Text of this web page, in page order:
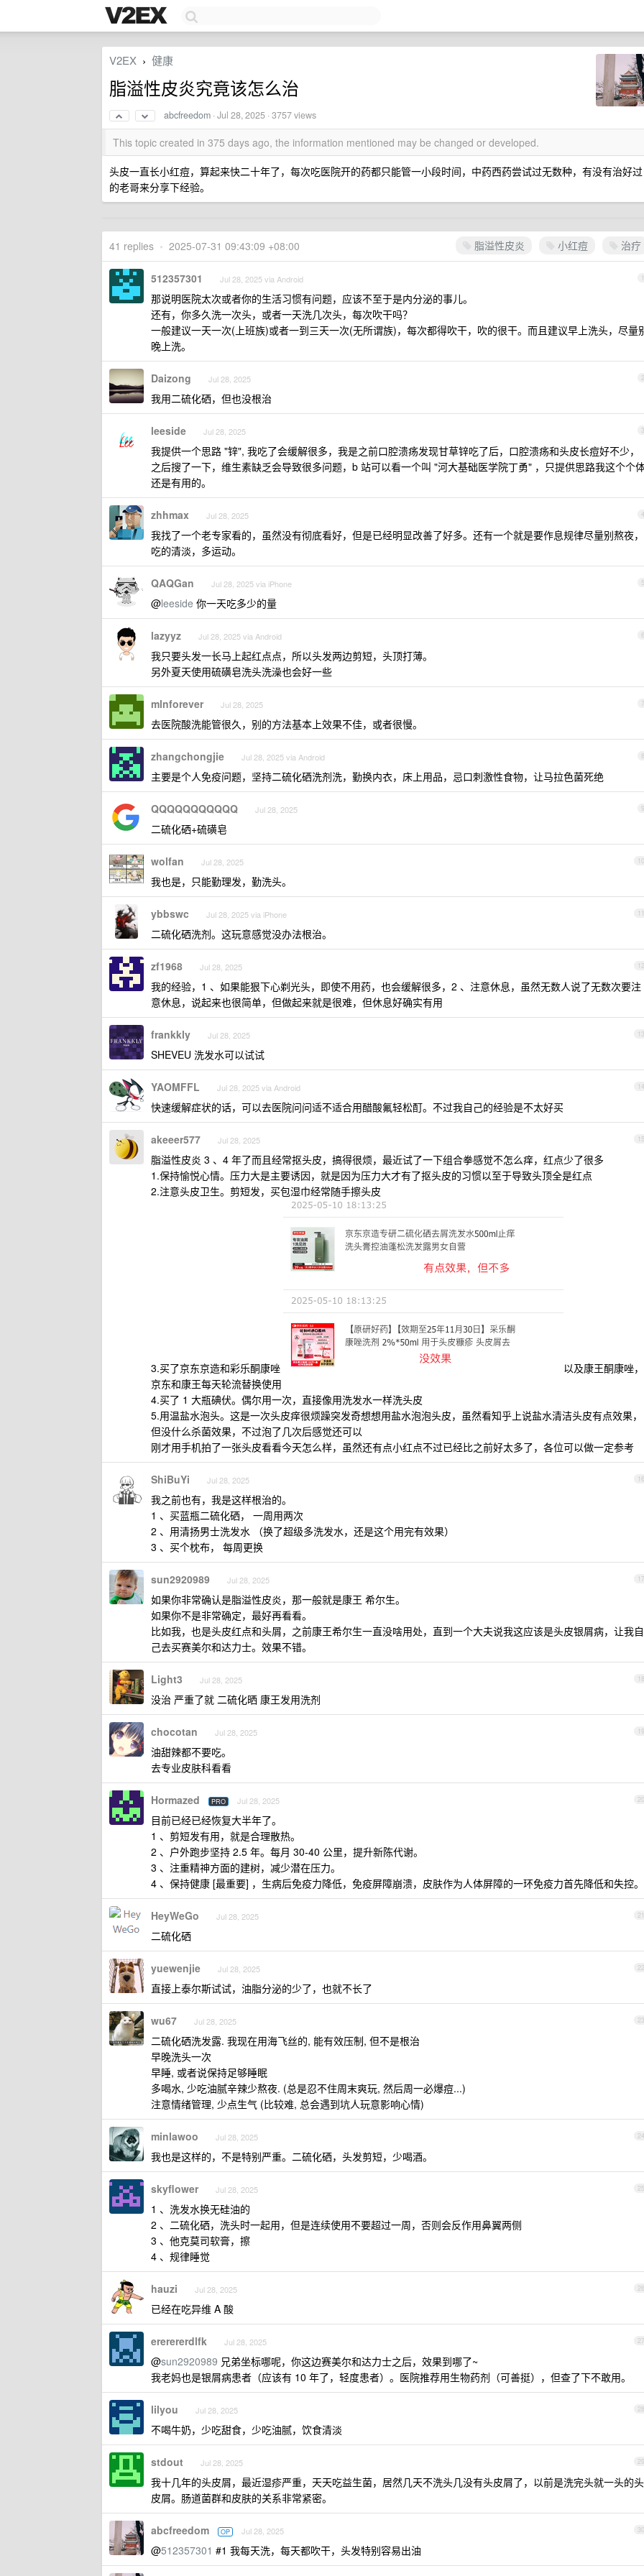
V2EX › 健康
脂溢性皮炎究竟该怎么治
abcfreedom ·Jul 28, 2025 · 3757 views
This topic created in 375 days ago, the information mentioned may be changed or developed.
头皮一直长小红痘，算起来快二十年了，每次吃医院开的药都只能管一小段时间，中药西药尝试过无数种，有没有治好过
的老哥来分享下经验。
脂溢性皮炎 小红痘 治疗
41 replies • 2025-07-31 09:43:09 +08:00
1
512357301 Jul 28, 2025 via Android
那说明医院太次或者你的生活习惯有问题，应该不至于是内分泌的事儿。
还有，你多久洗一次头，或者一天洗几次头，每次吹干吗？
一般建议一天一次(上班族)或者一到三天一次(无所谓族)，每次都得吹干，吹的很干。而且建议早上洗头，尽量
晚上洗。
2
Daizong Jul 28, 2025
我用二硫化硒，但也没根治
3
leeside Jul 28, 2025
我提供一个思路 "锌", 我吃了会缓解很多，我是之前口腔溃疡发现甘草锌吃了后，口腔溃疡和头皮长痘好不少，
之后搜了一下，维生素缺乏会导致很多问题，b 站可以看一个叫 "河大基础医学院丁勇" ，只提供思路我这个个
还是有用的。
4
zhhmax Jul 28, 2025
我找了一个老专家看的，虽然没有彻底看好，但是已经明显改善了好多。还有一个就是要作息规律尽量别熬夜，
吃的清淡，多运动。
5
QAQGan Jul 28, 2025 via iPhone
@leeside 你一天吃多少的量
6
lazyyz Jul 28, 2025 via Android
我只要头发一长马上起红点点，所以头发两边剪短，头顶打薄。
另外夏天使用硫磺皂洗头洗澡也会好一些
7
mlnforever Jul 28, 2025
去医院酸洗能管很久，别的方法基本上效果不佳，或者很慢。
8
zhangchongjie Jul 28, 2025 via Android
主要是个人免疫问题，坚持二硫化硒洗剂洗，勤换内衣，床上用品，忌口刺激性食物，让马拉色菌死绝
9
QQQQQQQQQQQ Jul 28, 2025
二硫化硒+硫磺皂
10
wolfan Jul 28, 2025
我也是，只能勤理发，勤洗头。
11
ybbswc Jul 28, 2025 via iPhone
二硫化硒洗剂。这玩意感觉没办法根治。
12
zf1968 Jul 28, 2025
我的经验，1 、如果能狠下心剃光头，即使不用药，也会缓解很多，2 、注意休息，虽然无数人说了无数次要注
意休息，说起来也很简单，但做起来就是很难，但休息好确实有用
13
frankkly Jul 28, 2025
SHEVEU 洗发水可以试试
14
YAOMFFL Jul 28, 2025 via Android
快速缓解症状的话，可以去医院问问适不适合用醋酸氟轻松酊。不过我自己的经验是不太好买
15
akeeer577 Jul 28, 2025
脂溢性皮炎 3 、4 年了而且经常抠头皮，搞得很烦，最近试了一下组合拳感觉不怎么痒，红点少了很多
1.保持愉悦心情。压力大是主要诱因，就是因为压力大才有了抠头皮的习惯以至于导致头顶全是红点
2.注意头皮卫生。剪短发，买包湿巾经常随手擦头皮
3.买了京东京造和彩乐酮康唑
以及康王酮康唑，
京东和康王每天轮流替换使用
4.买了 1 大瓶碘伏。偶尔用一次，直接像用洗发水一样洗头皮
5.用温盐水泡头。这是一次头皮痒很烦躁突发奇想想用盐水泡泡头皮，虽然看知乎上说盐水清洁头皮有点效果，
但没什么杀菌效果，不过泡了几次后感觉还可以
刚才用手机拍了一张头皮看看今天怎么样，虽然还有点小红点不过已经比之前好太多了，各位可以做一定参考
16
ShiBuYi Jul 28, 2025
我之前也有，我是这样根治的。
1 、买蓝瓶二硫化硒， 一周用两次
2 、用清扬男士洗发水 （换了超级多洗发水，还是这个用完有效果）
3 、买个枕布， 每周更换
17
sun2920989 Jul 28, 2025
如果你非常确认是脂溢性皮炎，那一般就是康王 希尔生。
如果你不是非常确定，最好再看看。
比如我，也是头皮红点和头屑，之前康王希尔生一直没啥用处，直到一个大夫说我这应该是头皮银屑病，让我自
己去买赛美尔和达力士。效果不错。
18
Light3 Jul 28, 2025
没治 严重了就 二硫化晒 康王发用洗剂
19
chocotan Jul 28, 2025
油甜辣都不要吃。
去专业皮肤科看看
20
Hormazed PRO Jul 28, 2025
目前已经已经恢复大半年了。
1 、剪短发有用，就是合理散热。
2 、户外跑步坚持 2.5 年。每月 30-40 公里，提升新陈代谢。
3 、注重精神方面的建树，减少潜在压力。
4 、保持健康 [最重要] ，生病后免疫力降低，免疫屏障崩溃，皮肤作为人体屏障的一环免疫力首先降低和失控。
21
HeyWeGo Jul 28, 2025
二硫化硒
22
yuewenjie Jul 28, 2025
直接上泰尔斯试试，油脂分泌的少了，也就不长了
23
wu67 Jul 28, 2025
二硫化硒洗发露. 我现在用海飞丝的, 能有效压制, 但不是根治
早晚洗头一次
早睡, 或者说保持足够睡眠
多喝水, 少吃油腻辛辣少熬夜. (总是忍不住周末爽玩, 然后周一必爆痘...)
注意情绪管理, 少点生气 (比较难, 总会遇到坑人玩意影响心情)
24
minlawoo Jul 28, 2025
我也是这样的，不是特别严重。二硫化硒，头发剪短，少喝酒。
25
skyflower Jul 28, 2025
1 、洗发水换无硅油的
2 、二硫化硒，洗头时一起用，但是连续使用不要超过一周，否则会反作用鼻翼两侧
3 、他克莫司软膏，擦
4 、规律睡觉
26
hauzi Jul 28, 2025
已经在吃异维 A 酸
27
ererererdlfk Jul 28, 2025
@sun2920989 兄弟坐标哪呢，你这边赛美尔和达力士之后，效果到哪了~
我老妈也是银屑病患者（应该有 10 年了，轻度患者）。医院推荐用生物药剂（可善挺），但查了下不敢用。
28
lilyou Jul 28, 2025
不喝牛奶，少吃甜食，少吃油腻，饮食清淡
29
stdout Jul 28, 2025
我十几年的头皮屑，最近湿疹严重，天天吃益生菌，居然几天不洗头几没有头皮屑了，以前是洗完头就一头的头
皮屑。肠道菌群和皮肤的关系非常紧密。
30
abcfreedom OP Jul 28, 2025
@512357301 #1 我每天洗，每天都吹干，头发特别容易出油